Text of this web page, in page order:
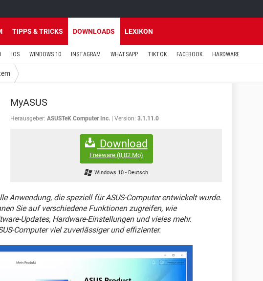
TIPPS & TRICKS DOWNLOADS LEXIKON
IOS WINDOWS 10 INSTAGRAM WHATSAPP TIKTOK FACEBOOK HARDWARE
MyASUS
Herausgeber: ASUSTeK Computer Inc. Version: 3.1.11.0
Download
Freeware(8,82 Mo)
Windows 10 - Deutsch
Anwendung, die speziell für ASUS-Computer entwickelt wurde.
Sie auf verschiedene Funktionen zugreifen, wie
Updates, Hardware-Einstellungen und vieles mehr.
Computer viel zuverlässiger und effizienter.